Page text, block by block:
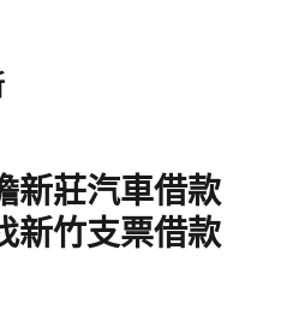
新莊汽車借款
新竹支票借款